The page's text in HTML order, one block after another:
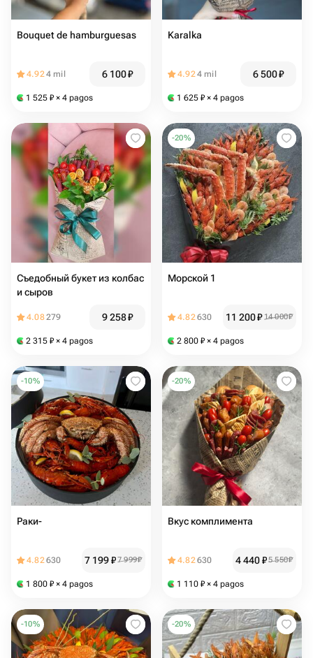
Bouquet de hamburguesas
4.924 mil 6 100₽
1 525 ₽ × 4 pagos
Karalka
4.924 mil 6 500₽
1 625 ₽ × 4 pagos
Съедобный букет из колбас
и сыров
4.08279 9 258₽
2 315 ₽ × 4 pagos
-20%
Морской 1
4.82630 11 200₽ 14 000₽
2 800 ₽ × 4 pagos
-10%
Раки-
4.82630 7 199₽7 999₽
1 800 ₽ × 4 pagos
-20%
Вкус комплимента
4.82630 4 440₽5 550₽
1 110 ₽ × 4 pagos
-10% -20%